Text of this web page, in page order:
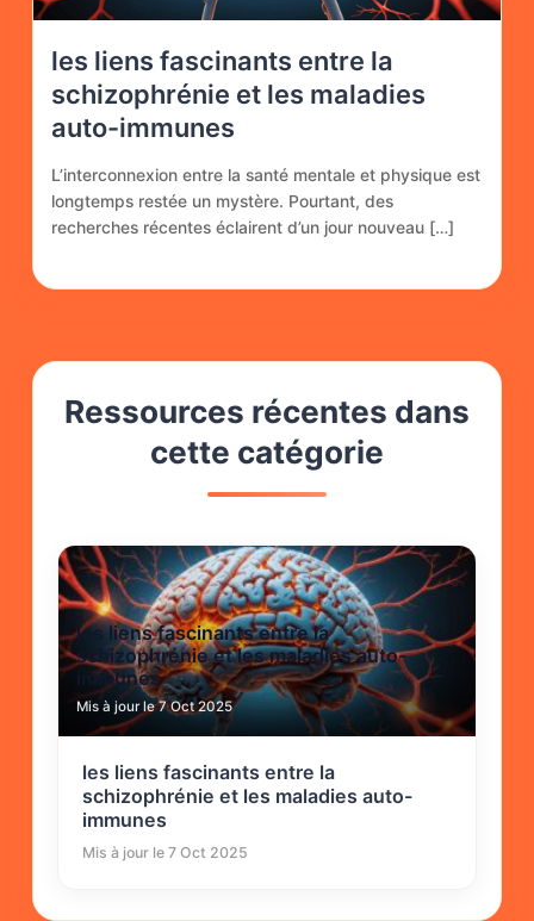
les liens fascinants entre la
schizophrénie et les maladies
auto-immunes
L’interconnexion entre la santé mentale et physique est
longtemps restée un mystère. Pourtant, des
recherches récentes éclairent d’un jour nouveau […]
Ressources récentes dans
cette catégorie
les liens fascinants entre la
schizophrénie et les maladies auto-
immunes
Mis à jour le 7 Oct 2025
les liens fascinants entre la
schizophrénie et les maladies auto-
immunes
Mis à jour le 7 Oct 2025